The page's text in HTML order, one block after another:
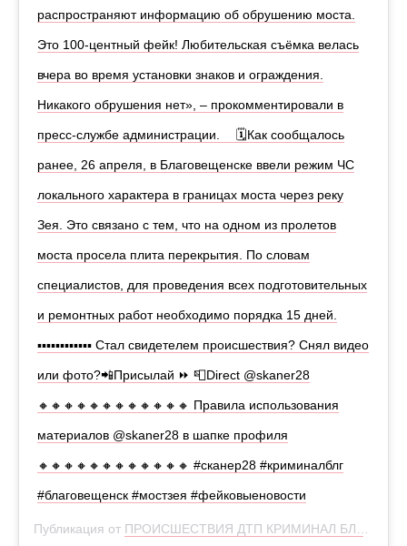
распространяют информацию об обрушению моста.
Это 100-центный фейк! Любительская съёмка велась
вчера во время установки знаков и ограждения.
Никакого обрушения нет», – прокомментировали в
пресс-службе администрации. ⠀ 🗓Как сообщалось
ранее, 26 апреля, в Благовещенске ввели режим ЧС
локального характера в границах моста через реку
Зея. Это связано с тем, что на одном из пролетов
моста просела плита перекрытия. По словам
специалистов, для проведения всех подготовительных
и ремонтных работ необходимо порядка 15 дней.
▪▪▪▪▪▪▪▪▪▪▪▪ Стал свидетелем происшествия? Снял видео
или фото?📲Присылай ⏩ 📮Direct @skaner28
🔸🔸🔸🔸🔸🔸🔸🔸🔸🔸🔸🔸 Правила использования
материалов @skaner28 в шапке профиля
🔸🔸🔸🔸🔸🔸🔸🔸🔸🔸🔸🔸 #сканер28 #криминалблг
#благовещенск #мостзея #фейковыеновости
Публикация от ПРОИСШЕСТВИЯ ДТП КРИМИНАЛ БЛГ